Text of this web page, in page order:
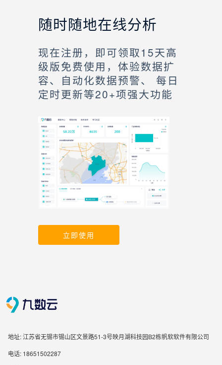
随时随地在线分析
现在注册，即可领取15天高
级版免费使用，体验数据扩
容、自动化数据预警、 每日
定时更新等20+项强大功能
立即使用
地址: 江苏省无锡市锡山区文景路51-3号映月湖科技园B2栋帆软软件有限公司
电话: 18651502287